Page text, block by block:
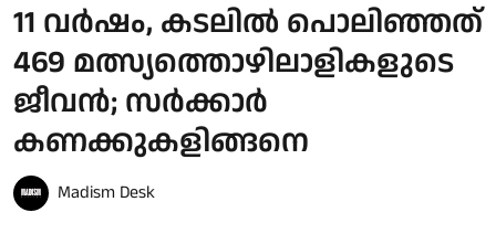
11 വര്‍ഷം, കടലില്‍ പൊലിഞ്ഞത്
469 മത്സ്യത്തൊഴിലാളികളുടെ
ജീവന്‍; സര്‍ക്കാര്‍
കണക്കുകളിങ്ങനെ
Madism Desk